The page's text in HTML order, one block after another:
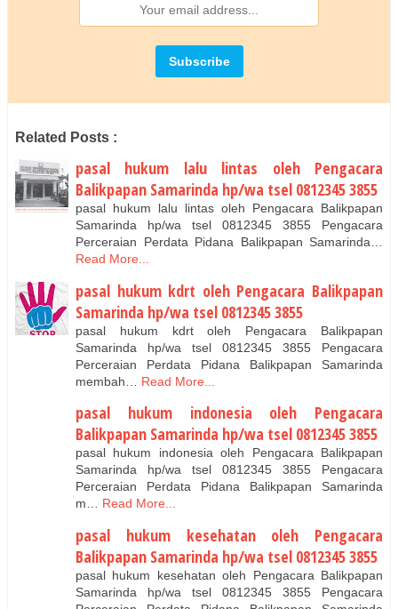
Related Posts :
pasal hukum lalu lintas oleh Pengacara
Balikpapan Samarinda hp/wa tsel 0812345 3855
pasal hukum lalu lintas oleh Pengacara Balikpapan
Samarinda hp/wa tsel 0812345 3855 Pengacara
Perceraian Perdata Pidana Balikpapan Samarinda…
Read More...
pasal hukum kdrt oleh Pengacara Balikpapan
Samarinda hp/wa tsel 0812345 3855
pasal hukum kdrt oleh Pengacara Balikpapan
Samarinda hp/wa tsel 0812345 3855 Pengacara
Perceraian Perdata Pidana Balikpapan Samarinda
membah…
Read More...
pasal hukum indonesia oleh Pengacara
Balikpapan Samarinda hp/wa tsel 0812345 3855
pasal hukum indonesia oleh Pengacara Balikpapan
Samarinda hp/wa tsel 0812345 3855 Pengacara
Perceraian Perdata Pidana Balikpapan Samarinda
m… Read More...
pasal hukum kesehatan oleh Pengacara
Balikpapan Samarinda hp/wa tsel 0812345 3855
pasal hukum kesehatan oleh Pengacara Balikpapan
Samarinda hp/wa tsel 0812345 3855 Pengacara